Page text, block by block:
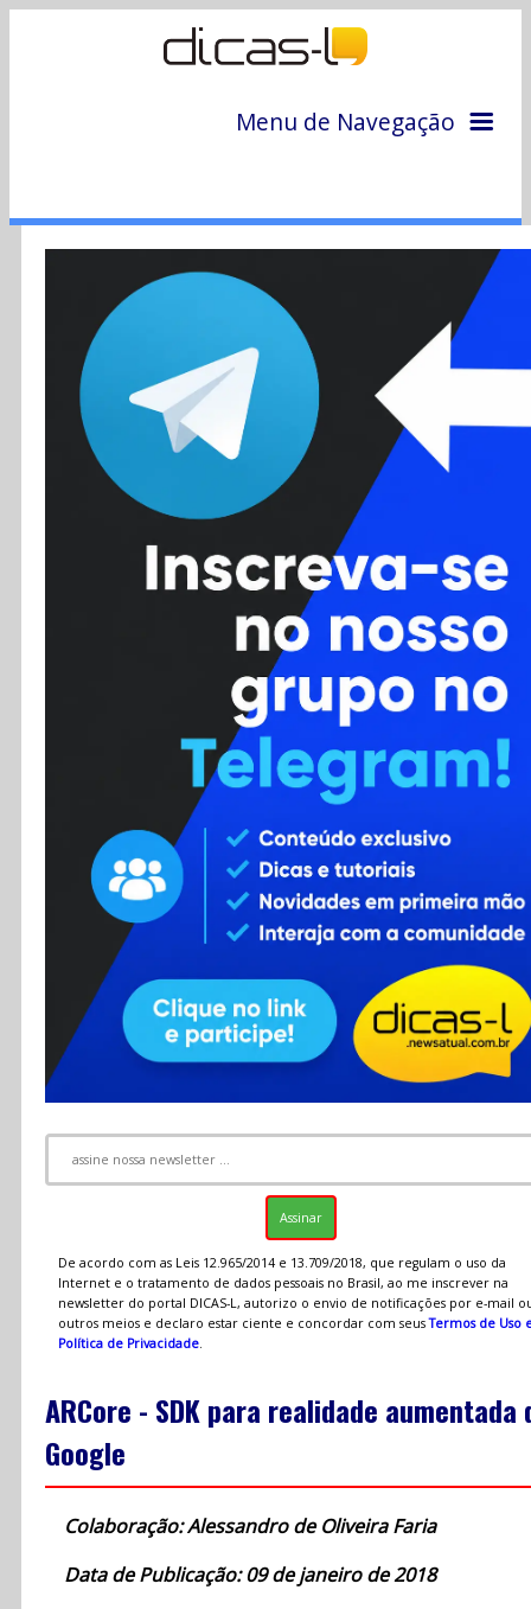
Menu de Navegação
Colunas
Colaboradores
Cursos
Enviar Dica
Contato
RSS
De acordo com as Leis 12.965/2014 e 13.709/2018, que regulam o uso da
Internet e o tratamento de dados pessoais no Brasil, ao me inscrever na
newsletter do portal DICAS-L, autorizo o envio de notificações por e-mail
outros meios e declaro estar ciente e concordar com seusTermos de Uso
Política de Privacidade.
ARCore - SDK para realidade aumentada
Google
Colaboração: Alessandro de Oliveira Faria
Data de Publicação: 09 de janeiro de 2018